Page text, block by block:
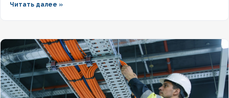
требованиям СП и ГОСТ? Разберём полную расшифровку,
Читать далее »